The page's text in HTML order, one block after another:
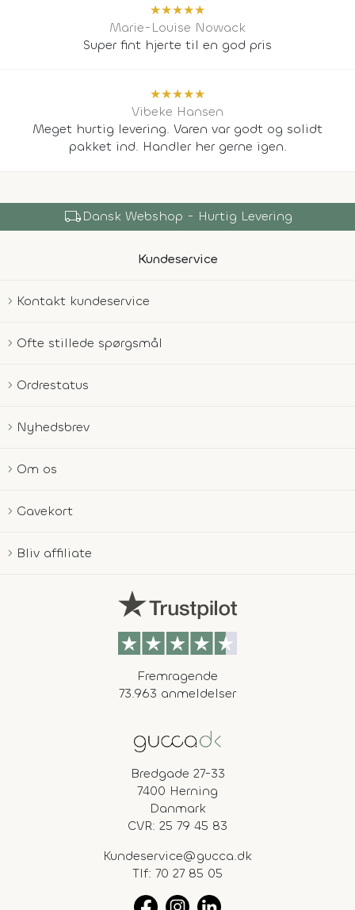
★★★★★
Marie-Louise Nowack
Super fint hjerte til en god pris
★★★★★
Vibeke Hansen
Meget hurtig levering. Varen var godt og solidt
pakket ind. Handler her gerne igen.
local_shippingDansk Webshop - Hurtig Levering
Kundeservice
Kontakt kundeservice
Ofte stillede spørgsmål
Ordrestatus
Nyhedsbrev
Om os
Gavekort
Bliv affiliate
Fremragende
73.963 anmeldelser
Bredgade 27-33
7400 Herning
Danmark
CVR: 25 79 45 83
Kundeservice@gucca.dk
Tlf: 70 27 85 05